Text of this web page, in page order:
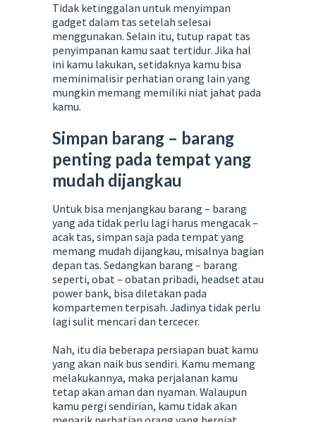
Tidak ketinggalan untuk menyimpan
gadget dalam tas setelah selesai
menggunakan. Selain itu, tutup rapat tas
penyimpanan kamu saat tertidur. Jika hal
ini kamu lakukan, setidaknya kamu bisa
meminimalisir perhatian orang lain yang
mungkin memang memiliki niat jahat pada
kamu.
Simpan barang – barang
penting pada tempat yang
mudah dijangkau
Untuk bisa menjangkau barang – barang
yang ada tidak perlu lagi harus mengacak –
acak tas, simpan saja pada tempat yang
memang mudah dijangkau, misalnya bagian
depan tas. Sedangkan barang – barang
seperti, obat – obatan pribadi, headset atau
power bank, bisa diletakan pada
kompartemen terpisah. Jadinya tidak perlu
lagi sulit mencari dan tercecer.
Nah, itu dia beberapa persiapan buat kamu
yang akan naik bus sendiri. Kamu memang
melakukannya, maka perjalanan kamu
tetap akan aman dan nyaman. Walaupun
kamu pergi sendirian, kamu tidak akan